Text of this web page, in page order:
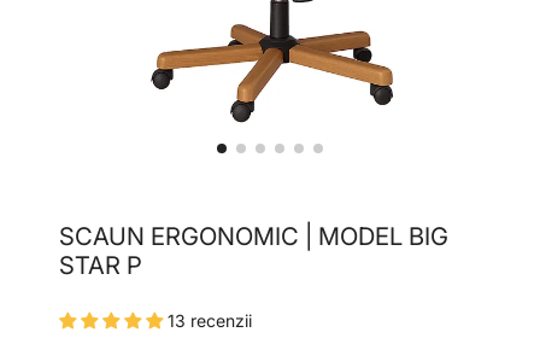
SCAUN ERGONOMIC | MODEL BIG
STAR P
13 recenzii